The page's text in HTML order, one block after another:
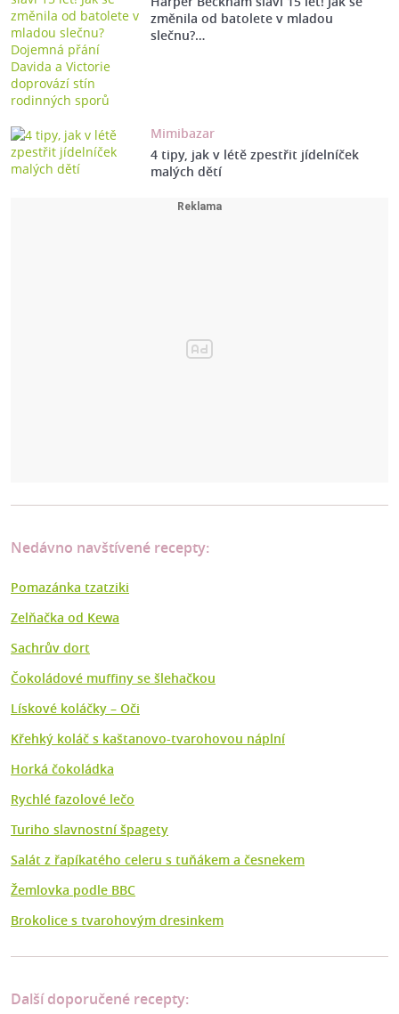
změnila od batolete v mladou
slečnu?…
Mimibazar
4 tipy, jak v létě zpestřit jídelníček
malých dětí
Nedávno navštívené recepty:
Pomazánka tzatziki
Zelňačka od Kewa
Sachrův dort
Čokoládové muffiny se šlehačkou
Lískové koláčky – Oči
Křehký koláč s kaštanovo-tvarohovou náplní
Horká čokoládka
Rychlé fazolové lečo
Turiho slavnostní špagety
Salát z řapíkatého celeru s tuňákem a česnekem
Žemlovka podle BBC
Brokolice s tvarohovým dresinkem
Další doporučené recepty: